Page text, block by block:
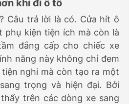
khi đi ô tô
? Câu trả lời là có. Cửa hít ô
phụ kiện tiện ích mà còn là
đẳng cấp cho chiếc xe
năng này không chỉ đem
nghi mà còn tạo ra một
trọng và hiện đại. Bởi
trên các dòng xe sang